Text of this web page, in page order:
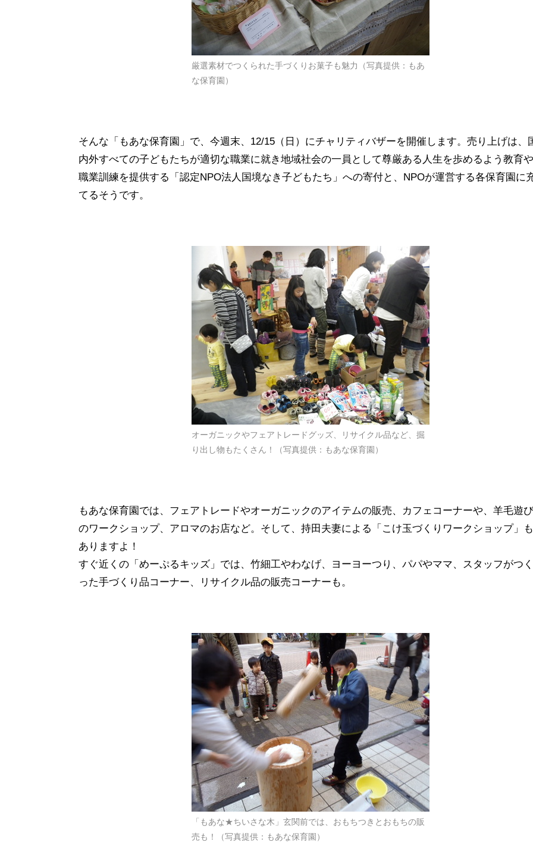
厳選素材でつくられた手づくりお菓子も魅力（写真提供：もあ
な保育園）
そんな「もあな保育園」で、今週末、12/15（日）にチャリティバザーを開催します。売り上げは、
内外すべての子どもたちが適切な職業に就き地域社会の一員として尊厳ある人生を歩めるよう教育や
職業訓練を提供する「認定NPO法人国境なき子どもたち」への寄付と、NPOが運営する各保育園に
てるそうです。
オーガニックやフェアトレードグッズ、リサイクル品など、掘
り出し物もたくさん！（写真提供：もあな保育園）
もあな保育園では、フェアトレードやオーガニックのアイテムの販売、カフェコーナーや、羊毛遊び
のワークショップ、アロマのお店など。そして、持田夫妻による「こけ玉づくりワークショップ」も
ありますよ！
すぐ近くの「めーぷるキッズ」では、竹細工やわなげ、ヨーヨーつり、パパやママ、スタッフがつく
った手づくり品コーナー、リサイクル品の販売コーナーも。
「もあな★ちいさな木」玄関前では、おもちつきとおもちの販
売も！（写真提供：もあな保育園）